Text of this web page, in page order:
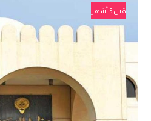
قبل 5 أشهر